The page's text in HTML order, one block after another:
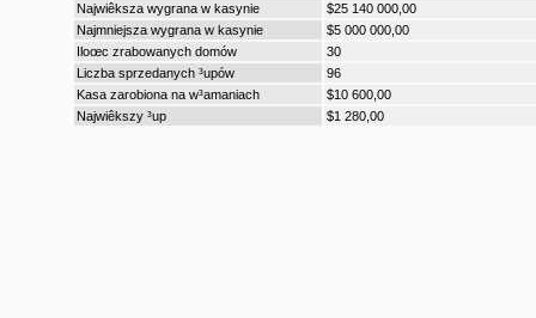
Najwiêksza wygrana w kasynie
$25 140 000,00
Najmniejsza wygrana w kasynie
$5 000 000,00
Iloœc zrabowanych domów
30
Liczba sprzedanych ³upów
96
Kasa zarobiona na w³amaniach
$10 600,00
Najwiêkszy ³up
$1 280,00